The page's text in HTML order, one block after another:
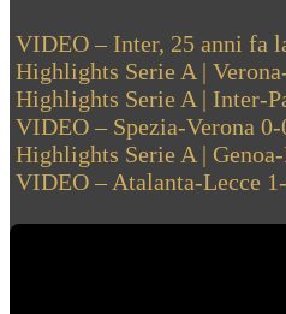
VIDEO – Inter, 25 anni fa
Highlights Serie A |
Highlights Serie A | Inter-
VIDEO – Spezia-Verona
Highlights Serie A |
VIDEO – Atalanta-Lecce